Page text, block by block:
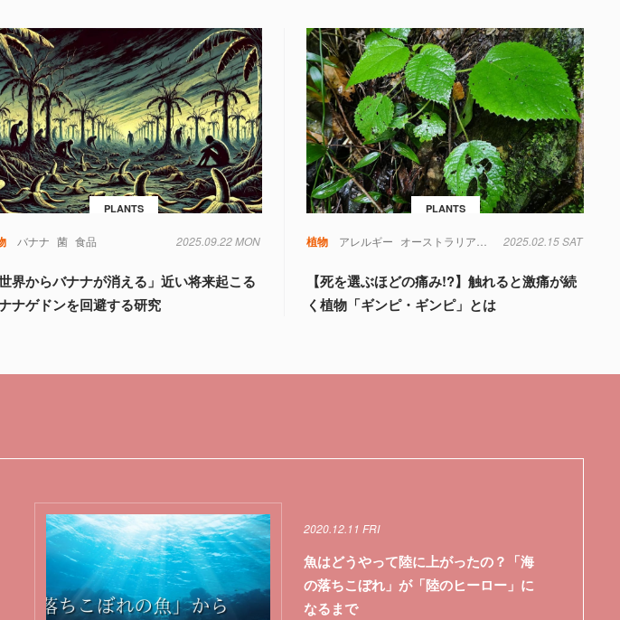
PLANTS
バナナ 菌 食品 2025.09.22 MON
世界からバナナが消える」近い将来起こる
ナゲドンを回避する研究
PLANTS
植物 アレルギー オーストラリア 植物 毒
2025.02.15 SAT
【死を選ぶほどの痛み!?】触れると激痛が続
く植物「ギンピ・ギンピ」とは
2020.12.11 FRI
魚はどうやって陸に上がったの？「海
の落ちこぼれ」が「陸のヒーロー」に
なるまで